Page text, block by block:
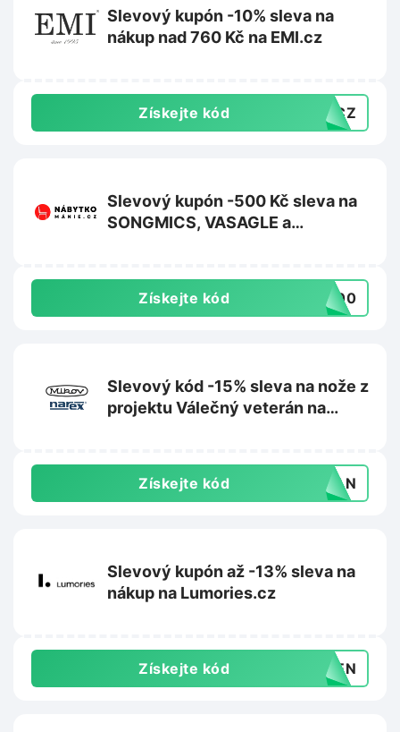
Slevový kupón -10% sleva na
nákup nad 760 Kč na EMI.cz
Získejte kód 10CZ
Slevový kupón -500 Kč sleva na
SONGMICS, VASAGLE a
Získejte kód -500
Slevový kód -15% sleva na nože z
projektu Válečný veterán na
Získejte kód ERAN
Slevový kupón až -13% sleva na
nákup na Lumories.cz
Získejte kód YDEN